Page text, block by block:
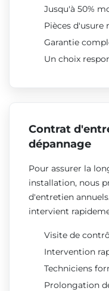
Jusqu'à 50%
Pièces d'usure
Garantie
Un choix
Contrat
dépannage
Pour assurer la
installation, nous
d'entretien
intervient
Visite de
Intervention
Techniciens
Prolongation